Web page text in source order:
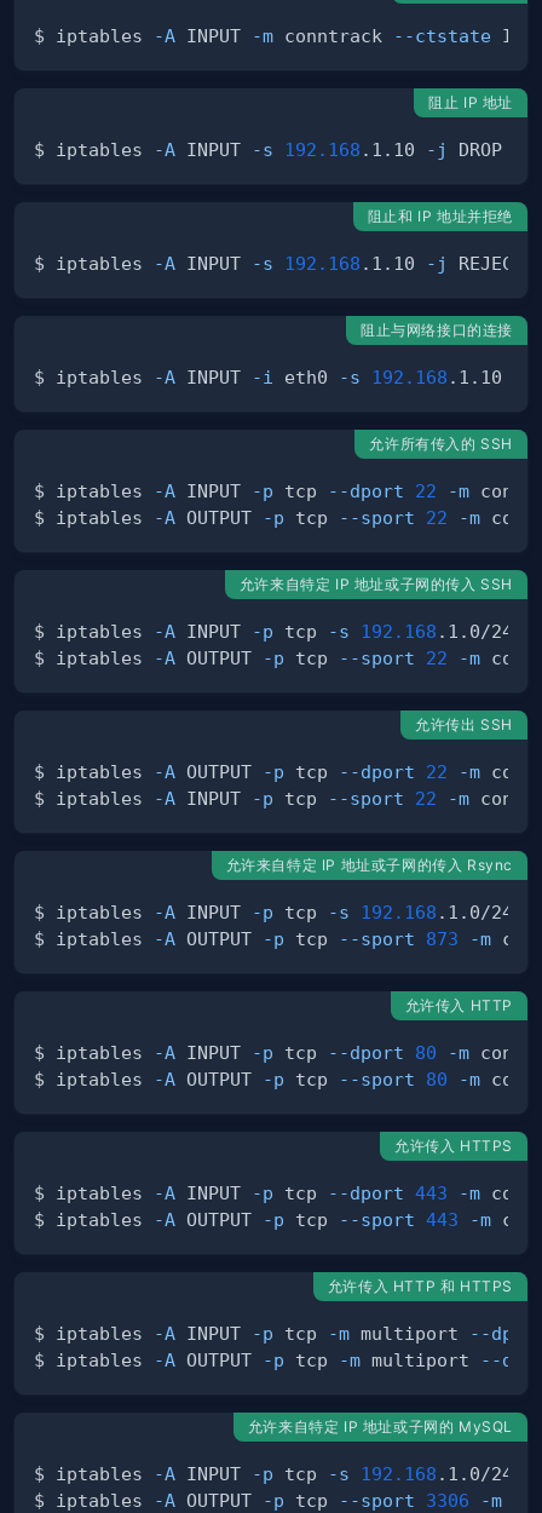
$ iptables -A INPUT -m conntrack --ctstate
阻止 IP 地址
$ iptables -A INPUT -s 192.168 .1.10 -j
阻止和 IP 地址并拒绝
$ iptables -A INPUT -s 192.168 .1.10 -j
阻止与网络接口的连接
$ iptables -A INPUT -i eth0 -s 192.168 .1.10
允许所有传入的 SSH
$ iptables -A INPUT -p tcp --dport 22 -m
$ iptables
-A OUTPUT -p tcp --sport 22 -m
允许来自特定 IP 地址或子网的传入 SSH
$ iptables -A INPUT -p tcp -s 192.168 .1.0/24
$ iptables
-A OUTPUT -p tcp --sport 22 -m
允许传出 SSH
$ iptables -A OUTPUT -p tcp --dport 22 -m
$ iptables
-A INPUT -p tcp --sport 22 -m
允许来自特定 IP 地址或子网的传入 Rsync
$ iptables -A INPUT -p tcp -s 192.168 .1.0/24
$ iptables
-A OUTPUT -p tcp --sport 873 -m
允许传入 HTTP
$ iptables -A INPUT -p tcp --dport 80 -m
$ iptables
-A OUTPUT -p tcp --sport 80 -m
允许传入 HTTPS
$ iptables -A INPUT -p tcp --dport 443 -m
$ iptables
-A OUTPUT -p tcp --sport 443 -m
允许传入 HTTP 和 HTTPS
$ iptables -A INPUT -p tcp -m multiport
--
$ iptables
-A OUTPUT -p tcp -m multiport --
允许来自特定 IP 地址或子网的 MySQL
$ iptables -A INPUT -p tcp -s 192.168 .1.0/24
$ iptables
-A OUTPUT -p tcp --sport 3306 -m